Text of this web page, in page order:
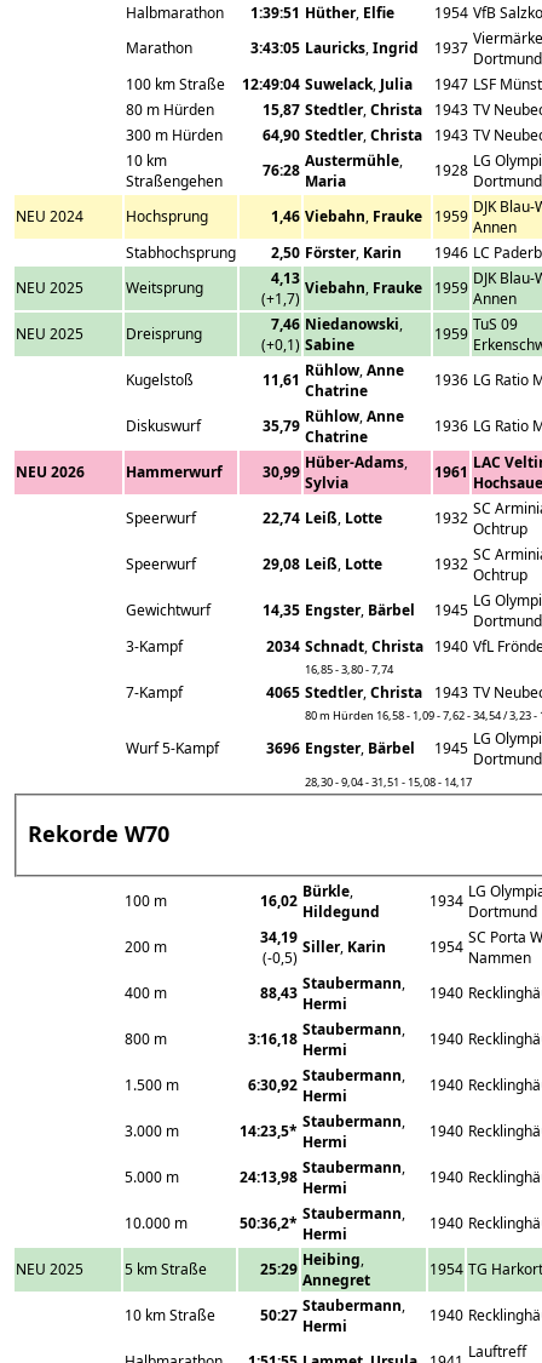
Halbmarathon
1:39:51 Hüther, Elfie 1954 VfB
Marathon
3:43:05 Lauricks,Ingrid 1937
Dortmund
100 km Straße
12:49:04 Suwelack, Julia 1947 LSF
80 m Hürden
15,87 Stedtler,Christa 1943 TV
300 m Hürden
64,90 Stedtler,Christa 1943 TV
10 km
Straßengehen
76:28 Austermühle,
Maria
1928 LG
Dortmund
NEU 2024
Hochsprung 1,46 Viebahn, Frauke 1959 DJK Blau-
Annen
Stabhochsprung
2,50 Förster, Karin 1946 LC
NEU 2025
Weitsprung
4,13
(+1,7)
Viebahn, Frauke 1959 DJK Blau-
Annen
NEU 2025
Dreisprung
7,46
(+0,1)
Niedanowski,
Sabine
1959 TuS 09
Kugelstoß
11,61 Rühlow,Anne
Chatrine
1936 LG Ratio
Diskuswurf 35,79 Rühlow,Anne
Chatrine
1936 LG Ratio
NEU 2026 Hammerwurf 30,99 Hüber-Adams,
Sylvia
1961 LAC
Speerwurf
22,74 Leiß, Lotte 1932 SC
Ochtrup
Speerwurf
29,08 Leiß, Lotte 1932 SC
Ochtrup
Gewichtwurf
14,35 Engster, Bärbel 1945 LG
Dortmund
3-Kampf
2034 Schnadt,Christa 1940 VfL
16,85 - 3,80 - 7,74
7-Kampf 4065 Stedtler,Christa 1943 TV
80 m Hürden 16,58 - 1,09 - 7,62 - 34,54 / 3,23 -
Wurf 5-Kampf 3696 Engster, Bärbel 1945 LG
Dortmund
28,30 - 9,04 - 31,51 - 15,08 - 14,17
Rekorde W70
100 m 16,02 Bürkle,
Hildegund
1934 LG
Dortmund
200 m
34,19
(-0,5)
Siller, Karin 1954 SC Porta
Nammen
400 m
88,43 Staubermann,
Hermi
1940
800 m 3:16,18 Staubermann,
Hermi
1940
1.500 m 6:30,92 Staubermann,
Hermi
1940
3.000 m 14:23,5* Staubermann,
Hermi
1940
5.000 m 24:13,98 Staubermann,
Hermi
1940
10.000 m 50:36,2* Staubermann,
Hermi
1940
NEU 2025 5 km Straße 25:29 Heibing,
Annegret
1954 TG
10 km Straße 50:27 Staubermann,
Hermi
1940
Lauftreff